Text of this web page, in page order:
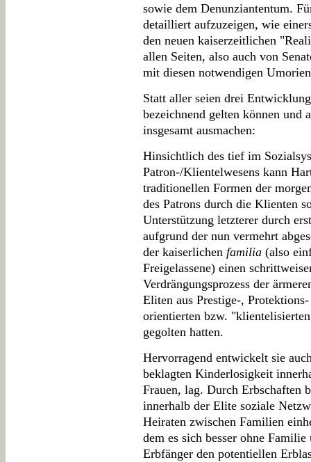
sowie dem Denunziantentum.
detailliert aufzuzeigen, wie
den neuen kaiserzeitlichen
allen Seiten, also auch von
mit diesen notwendigen
Statt aller seien drei
bezeichnend gelten können und
insgesamt ausmachen:
Hinsichtlich des tief im
Patron-/Klientelwesens kann
traditionellen Formen der
des Patrons durch die Klienten
Unterstützung letzterer durch
aufgrund der nun vermehrt
der kaiserlichen familia (also
Freigelassene) einen
Verdrängungsprozess der
Eliten aus Prestige-,
orientierten bzw.
gegolten hatten.
Hervorragend entwickelt sie
beklagten Kinderlosigkeit
Frauen, lag. Durch Erbschaften
innerhalb der Elite soziale
Heiraten zwischen Familien
dem es sich besser ohne
Erbfänger den potentiellen